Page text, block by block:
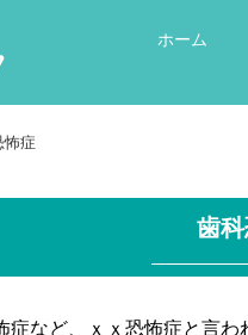
ホーム
怖症
歯
など、ｘｘ恐怖症と言